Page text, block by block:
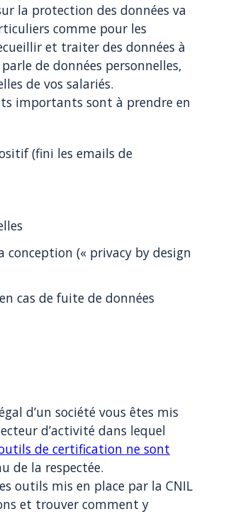
la protection des données va
comme pour les
et traiter des données à
de données personnelles,
de vos salariés.
importants sont à prendre en
(fini les emails de
conception (« privacy by design
cas de fuite de données
d’un société vous êtes mis
d’activité dans lequel
de certification ne sont
de la respectée.
outils mis en place par la CNIL
et trouver comment y